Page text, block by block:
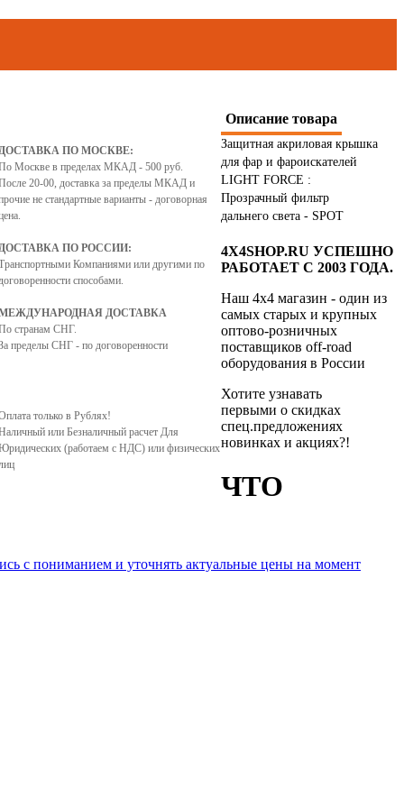
ПО МОСКВЕ:
Москве в пределах МКАД - 500 руб.
20-00, доставка за пределы МКАД и
не стандартные варианты - договорная
ПО РОССИИ:
Компаниями или другими по
способами.
ДОСТАВКА
странам СНГ.
пределы СНГ - по договоренности
только в Рублях!
или Безналичный расчет Для
(работаем с НДС) или физических
Описание товара
Защитная акриловая крышка
для фар и фароискателей
LIGHT FORCE :
Прозрачный фильтр
дальнего света - SPOT
4X4SHOP.RU УСПЕШНО
РАБОТАЕТ С 2003 ГОДА.
Наш 4x4 магазин - один из
самых старых и крупных
оптово-розничных
поставщиков off-road
оборудования в России
Хотите узнавать
первыми о скидках
спец.предложениях
новинках и акциях?!
ЧТО
с пониманием и уточнять актуальные цены на момент